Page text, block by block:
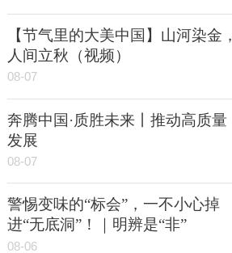
【节气里的大美中国】山河染金，
人间立秋（视频）
08-07
奔腾中国·质胜未来丨推动高质量
发展
08-07
警惕变味的“标会”，一不小心掉
进“无底洞”！｜明辨是“非”
08-06